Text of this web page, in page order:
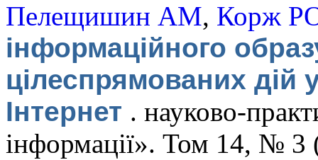
Пелещишин АМ, Корж
інформаційного
цілеспрямованих дій
Інтернет . науково-
інформації». Том 14, № 3